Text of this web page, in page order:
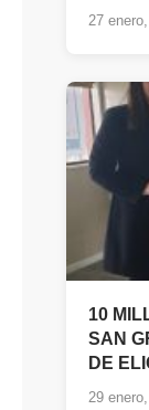
27
10
SAN
DE
29